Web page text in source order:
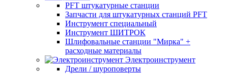
PFT штукатурные станции
Запчасти для штукатурных станций PFT
Инструмент специальный
Инструмент ШИТРОК
Шлифовальные станции "Мирка" +
расходные материалы
Электроинструмент
Дрели / шуроповерты